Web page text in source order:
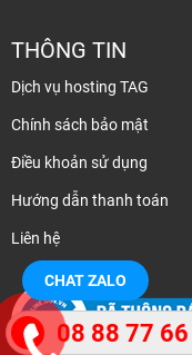
THÔNG TIN
Dịch vụ hosting TAG
Chính sách bảo mật
Điều khoản sử dụng
Hướng dẫn thanh toán
Liên hệ
CHAT ZALO
08 88 77 66